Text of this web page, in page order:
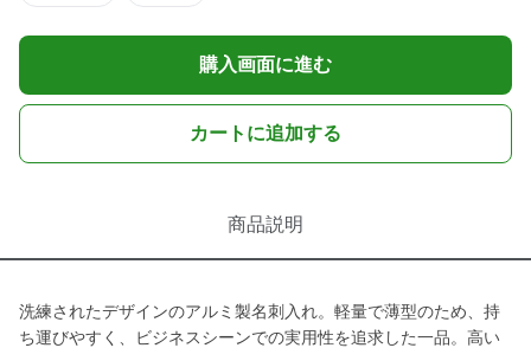
購入画面に進む
カートに追加する
商品説明
洗練されたデザインのアルミ製名刺入れ。軽量で薄型のため、持
ち運びやすく、ビジネスシーンでの実用性を追求した一品。高い